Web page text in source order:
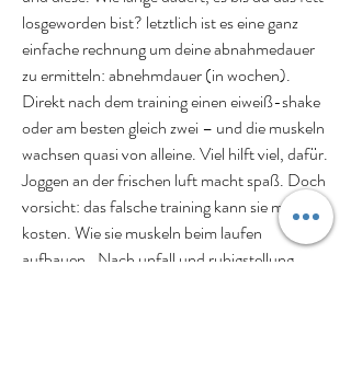
losgeworden bist? letztlich ist es eine ganz
einfache rechnung um deine abnahmedauer
zu ermitteln: abnehmdauer (in wochen).
Direkt nach dem training einen eiweiß-shake
oder am besten gleich zwei – und die muskeln
wachsen quasi von alleine. Viel hilft viel, dafür.
Joggen an der frischen luft macht spaß. Doch
vorsicht: das falsche training kann sie muskeln
kosten. Wie sie muskeln beim laufen
aufbauen,. Nach unfall und ruhigstellung